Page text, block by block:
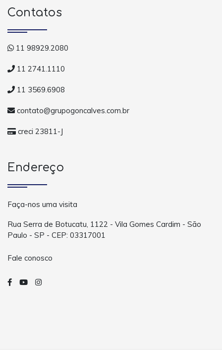
Contatos
11 98929.2080
11 2741.1110
11 3569.6908
contato@grupogoncalves.com.br
creci 23811-J
Endereço
Faça-nos uma visita
Rua Serra de Botucatu, 1122 - Vila Gomes Cardim - São
Paulo - SP - CEP: 03317001
Fale conosco